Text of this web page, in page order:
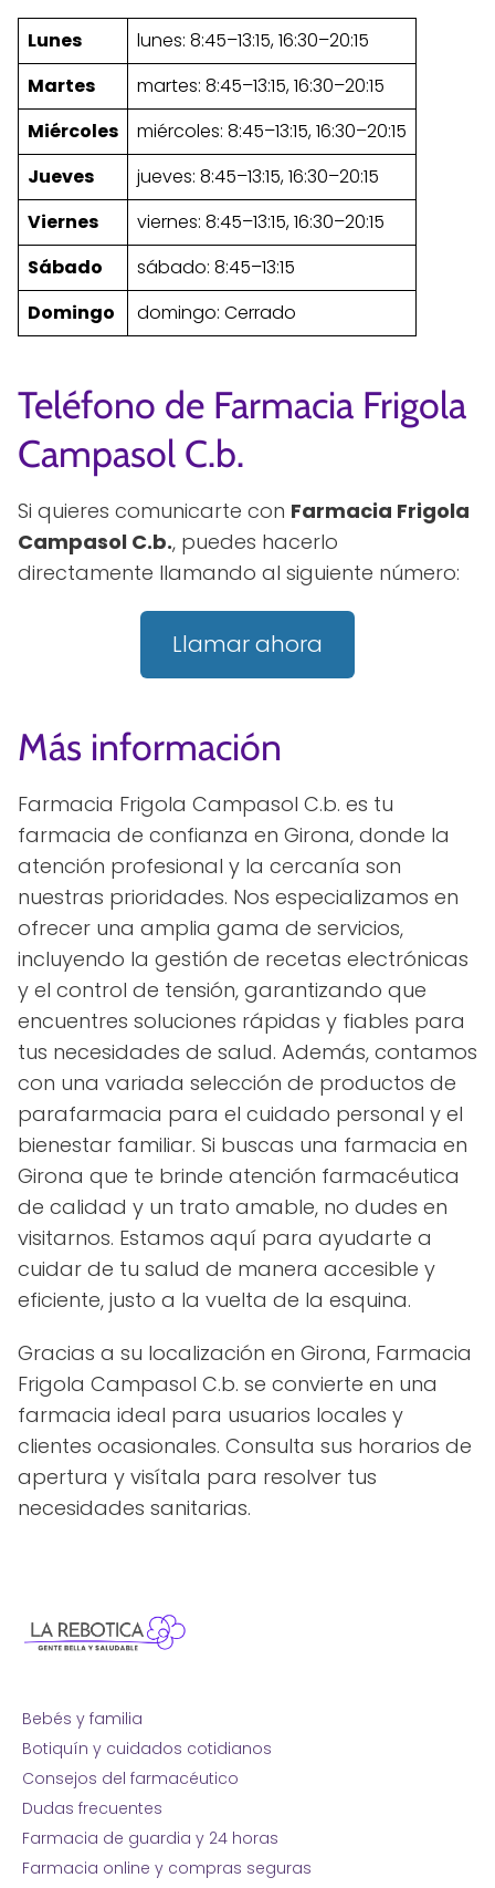
Lunes
lunes: 8:45–13:15, 16:30–20:15
Martes
martes: 8:45–13:15, 16:30–20:15
Miércoles
miércoles: 8:45–13:15, 16:30–20:15
Jueves
jueves: 8:45–13:15, 16:30–20:15
Viernes
viernes: 8:45–13:15, 16:30–20:15
Sábado
sábado: 8:45–13:15
Domingo
domingo: Cerrado
Teléfono de Farmacia Frigola
Campasol C.b.
Si quieres comunicarte con Farmacia Frigola
Campasol C.b., puedes hacerlo
directamente llamando al siguiente número:
Llamar ahora
Más información
Farmacia Frigola Campasol C.b. es tu
farmacia de confianza en Girona, donde la
atención profesional y la cercanía son
nuestras prioridades. Nos especializamos en
ofrecer una amplia gama de servicios,
incluyendo la gestión de recetas electrónicas
y el control de tensión, garantizando que
encuentres soluciones rápidas y fiables para
tus necesidades de salud. Además, contamos
con una variada selección de productos de
parafarmacia para el cuidado personal y el
bienestar familiar. Si buscas una farmacia en
Girona que te brinde atención farmacéutica
de calidad y un trato amable, no dudes en
visitarnos. Estamos aquí para ayudarte a
cuidar de tu salud de manera accesible y
eficiente, justo a la vuelta de la esquina.
Gracias a su localización en Girona, Farmacia
Frigola Campasol C.b. se convierte en una
farmacia ideal para usuarios locales y
clientes ocasionales. Consulta sus horarios de
apertura y visítala para resolver tus
necesidades sanitarias.
Bebés y familia
Botiquín y cuidados cotidianos
Consejos del farmacéutico
Dudas frecuentes
Farmacia de guardia y 24 horas
Farmacia online y compras seguras